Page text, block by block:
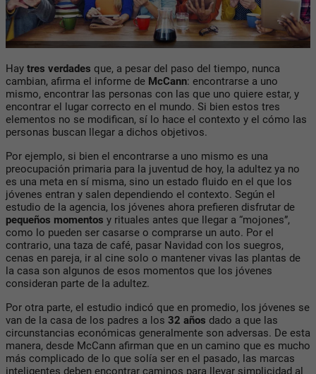
Hay tres verdades que, a pesar del paso del tiempo, nunca
cambian, afirma el informe de McCann: encontrarse a uno
mismo, encontrar las personas con las que uno quiere estar, y
encontrar el lugar correcto en el mundo. Si bien estos tres
elementos no se modifican, sí lo hace el contexto y el cómo las
personas buscan llegar a dichos objetivos.
Por ejemplo, si bien el encontrarse a uno mismo es una
preocupación primaria para la juventud de hoy, la adultez ya no
es una meta en sí misma, sino un estado fluido en el que los
jóvenes entran y salen dependiendo el contexto. Según el
estudio de la agencia, los jóvenes ahora prefieren disfrutar de
pequeños momentos y rituales antes que llegar a “mojones”,
como lo pueden ser casarse o comprarse un auto. Por el
contrario, una taza de café, pasar Navidad con los suegros,
cenas en pareja, ir al cine solo o mantener vivas las plantas de
la casa son algunos de esos momentos que los jóvenes
consideran parte de la adultez.
Por otra parte, el estudio indicó que en promedio, los jóvenes se
van de la casa de los padres a los 32 años dado a que las
circunstancias económicas generalmente son adversas. De esta
manera, desde McCann afirman que en un camino que es mucho
más complicado de lo que solía ser en el pasado, las marcas
inteligentes deben encontrar caminos para llevar simplicidad al